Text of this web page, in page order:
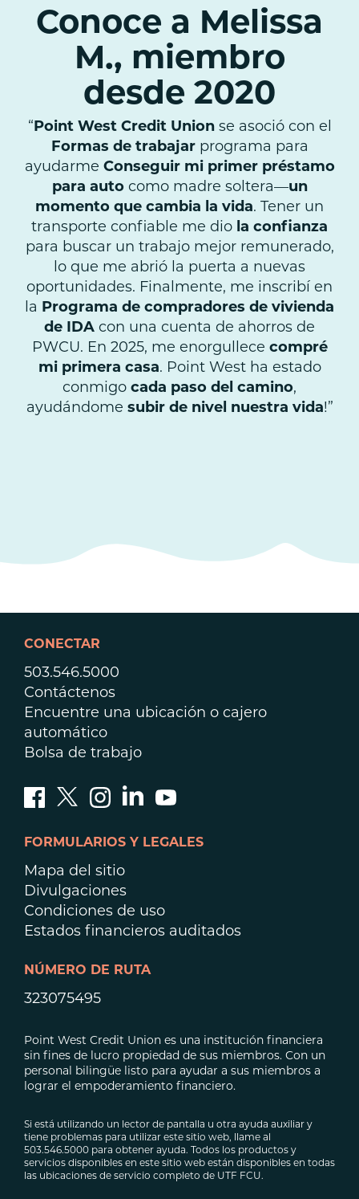
Conoce a Melissa
M., miembro
desde 2020
“Point West Credit Unionse asoció con el
Formas de trabajarprograma para
ayudarme Conseguir mi primer préstamo
para auto como madre soltera—un
momento que cambia la vida. Tener un
transporte confiable me dio la confianza
para buscar un trabajo mejor remunerado,
lo que me abrió la puerta a nuevas
oportunidades. Finalmente, me inscribí en
la Programa de compradores de vivienda
de IDA con una cuenta de ahorros de
PWCU. En 2025, me enorgullece compré
mi primera casa. Point West ha estado
conmigo cada paso del camino,
ayudándome subir de nivel nuestra vida!”
CONECTAR
503.546.5000
Contáctenos
Encuentre una ubicación o cajero
automático
Bolsa de trabajo
FORMULARIOS Y LEGALES
Mapa del sitio
Divulgaciones
Condiciones de uso
Estados financieros auditados
NÚMERO DE RUTA
323075495
Point West Credit Union es una institución financiera
sin fines de lucro propiedad de sus miembros. Con un
personal bilingüe listo para ayudar a sus miembros a
lograr el empoderamiento financiero.
Si está utilizando un lector de pantalla u otra ayuda auxiliar y
tiene problemas para utilizar este sitio web, llame al
503.546.5000 para obtener ayuda. Todos los productos y
servicios disponibles en este sitio web están disponibles en todas
las ubicaciones de servicio completo de UTF FCU.